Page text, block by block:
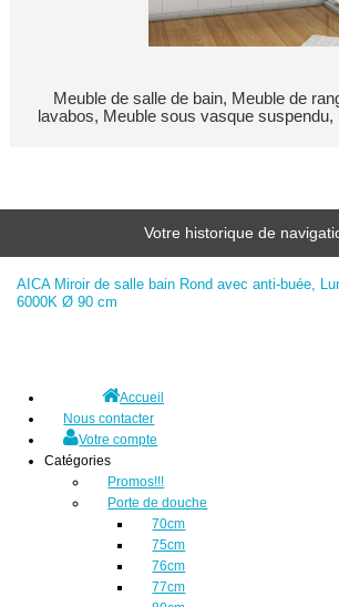
Meuble de salle de bain, Meuble de
lavabos, Meuble sous vasque
Votre historique de
AICA Miroir de salle bain Rond avec anti-buée,
6000K Ø 90 cm
Accueil
Nous contacter
Votre compte
Catégories
Promos!!!
Porte de douche
70cm
75cm
76cm
77cm